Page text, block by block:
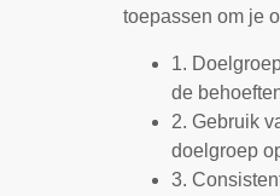
toepassen om je
1.
de
2. Gebruik
doelgroep
3.